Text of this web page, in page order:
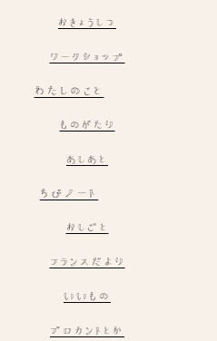
おきょうしつ
ワークショップ
わたしのこと
ものがたり
あしあと
ちびノート
おしごと
フランスだより
いいもの
ブロカントとか